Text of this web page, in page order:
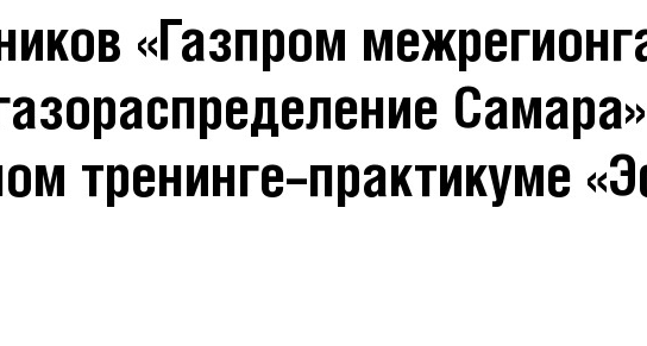
«Газпром
тренинге–практикуме